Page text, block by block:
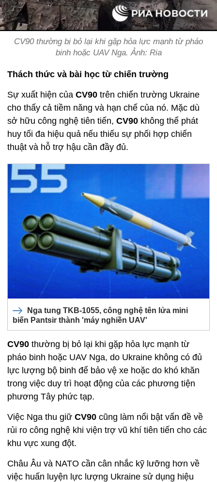
CV90 thường bị bỏ lại khi gặp hỏa lực mạnh từ pháo
binh hoặc UAV Nga. Ảnh: Ria
Thách thức và bài học từ chiến trường
Sự xuất hiện của CV90 trên chiến trường Ukraine
cho thấy cả tiềm năng và hạn chế của nó. Mặc dù
sở hữu công nghệ tiên tiến, CV90 không thể phát
huy tối đa hiệu quả nếu thiếu sự phối hợp chiến
thuật và hỗ trợ hậu cần đầy đủ.
Nga tung TKB-1055, công nghệ tên lửa mini
biến Pantsir thành 'máy nghiền UAV'
CV90 thường bị bỏ lại khi gặp hỏa lực mạnh từ
pháo binh hoặc UAV Nga, do Ukraine không có đủ
lực lượng bộ binh để bảo vệ xe hoặc do khó khăn
trong việc duy trì hoạt động của các phương tiện
phương Tây phức tạp.
Việc Nga thu giữ CV90 cũng làm nổi bật vấn đề về
rủi ro công nghệ khi viện trợ vũ khí tiên tiến cho các
khu vực xung đột.
Châu Âu và NATO cần cân nhắc kỹ lưỡng hơn về
việc huấn luyện lực lượng Ukraine sử dụng hiệu